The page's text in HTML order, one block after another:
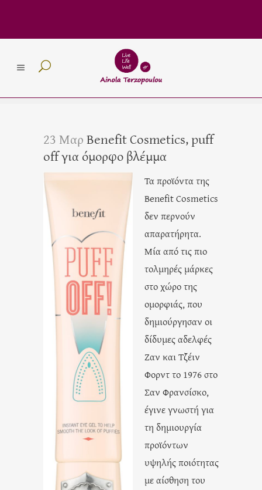
23 ΜαρBenefit Cosmetics, puff
off για όμορφο βλέμμα
Τα προϊόντα της
Benefit Cosmetics
δεν περνούν
απαρατήρητα.
Μία από τις πιο
τολμηρές μάρκες
στο χώρο της
ομορφιάς, που
δημιούργησαν οι
δίδυμες αδελφές
Ζαν και Τζέιν
Φορντ το 1976 στο
Σαν Φρανσίσκο,
έγινε γνωστή για
τη δημιουργία
προϊόντων
υψηλής ποιότητας
με αίσθηση του